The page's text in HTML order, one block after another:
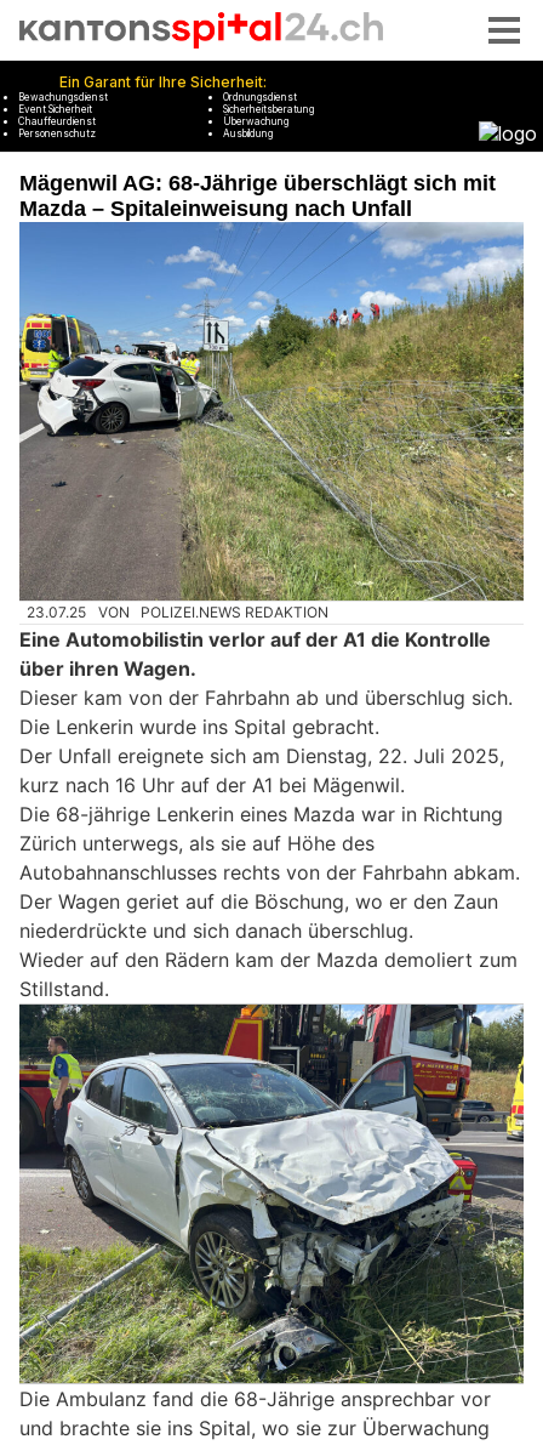
Mägenwil AG: 68-Jährige überschlägt sich mit
Mazda – Spitaleinweisung nach Unfall
23.07.25 VON POLIZEI.NEWS REDAKTION
Eine Automobilistin verlor auf der A1 die Kontrolle
über ihren Wagen.
Dieser kam von der Fahrbahn ab und überschlug sich.
Die Lenkerin wurde ins Spital gebracht.
Der Unfall ereignete sich am Dienstag, 22. Juli 2025,
kurz nach 16 Uhr auf der A1 bei Mägenwil.
Die 68-jährige Lenkerin eines Mazda war in Richtung
Zürich unterwegs, als sie auf Höhe des
Autobahnanschlusses rechts von der Fahrbahn abkam.
Der Wagen geriet auf die Böschung, wo er den Zaun
niederdrückte und sich danach überschlug.
Wieder auf den Rädern kam der Mazda demoliert zum
Stillstand.
Die Ambulanz fand die 68-Jährige ansprechbar vor
und brachte sie ins Spital, wo sie zur Überwachung